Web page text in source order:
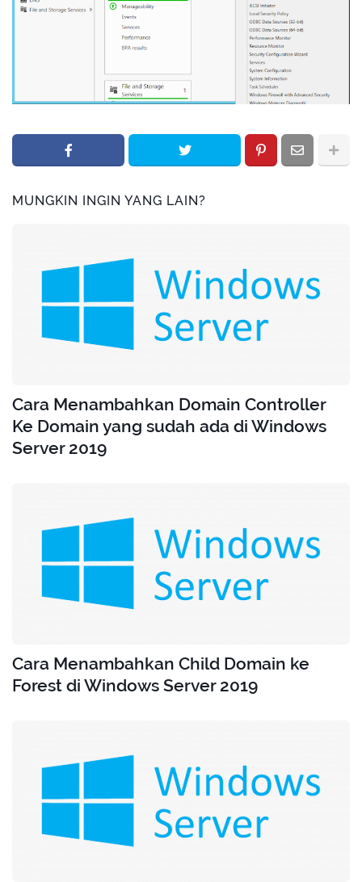
MUNGKIN INGIN YANG LAIN?
Cara Menambahkan Domain Controller
Ke Domain yang sudah ada di Windows
Server 2019
Cara Menambahkan Child Domain ke
Forest di Windows Server 2019